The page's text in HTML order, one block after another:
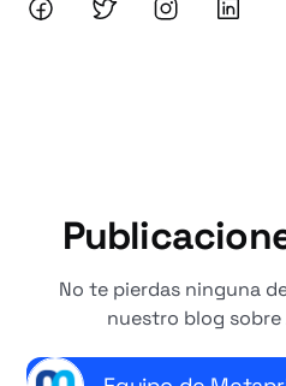
No te pierdas ninguna
nuestro blog sobre